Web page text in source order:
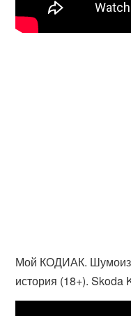
Мой КОДИАК.
история (18+). Skoda